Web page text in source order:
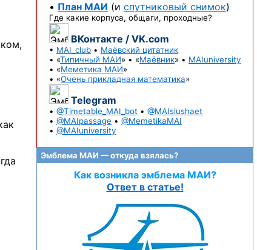
• План МАИ (и спутниковый снимок)
Где какие корпуса, общаги, проходные?
ВКонтакте / VK.com
• MAI_club • Маёвский цитатник
• «Типичный МАИ» • «Маёвник» • MAIuniversity
• «Меметика МАИ»
• «Очень прикладная математика»
Telegram
• @Timetable_MAI_bot • @MAIslushaet
• @MAIpassage • @MemetikaMAI
• @MAIuniversity
Эмблема МАИ — откуда взялась?
Как возникла эмблема МАИ?
Ответ в статье!